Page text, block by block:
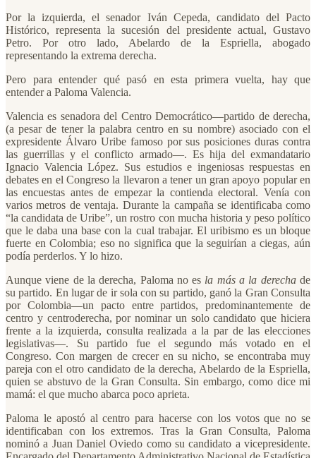
Por la izquierda, el senador Iván Cepeda, candidato del Pacto
Histórico, representa la sucesión del presidente actual, Gustavo
Petro. Por otro lado, Abelardo de la Espriella, abogado
representando la extrema derecha.
Pero para entender qué pasó en esta primera vuelta, hay que
entender a Paloma Valencia.
Valencia es senadora del Centro Democrático—partido de derecha,
(a pesar de tener la palabra centro en su nombre) asociado con el
expresidente Álvaro Uribe famoso por sus posiciones duras contra
las guerrillas y el conflicto armado—. Es hija del exmandatario
Ignacio Valencia López. Sus estudios e ingeniosas respuestas en
debates en el Congreso la llevaron a tener un gran apoyo popular en
las encuestas antes de empezar la contienda electoral. Venía con
varios metros de ventaja. Durante la campaña se identificaba como
“la candidata de Uribe”, un rostro con mucha historia y peso político
que le daba una base con la cual trabajar. El uribismo es un bloque
fuerte en Colombia; eso no significa que la seguirían a ciegas, aún
podía perderlos. Y lo hizo.
Aunque viene de la derecha, Paloma no es la más a la derechade
su partido. En lugar de ir sola con su partido, ganó la Gran Consulta
por Colombia—un pacto entre partidos, predominantemente de
centro y centroderecha, por nominar un solo candidato que hiciera
frente a la izquierda, consulta realizada a la par de las elecciones
legislativas—. Su partido fue el segundo más votado en el
Congreso. Con margen de crecer en su nicho, se encontraba muy
pareja con el otro candidato de la derecha, Abelardo de la Espriella,
quien se abstuvo de la Gran Consulta. Sin embargo, como dice mi
mamá: el que mucho abarca poco aprieta.
Paloma le apostó al centro para hacerse con los votos que no se
identificaban con los extremos. Tras la Gran Consulta, Paloma
nominó a Juan Daniel Oviedo como su candidato a vicepresidente.